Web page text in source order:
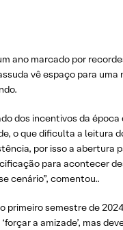
ano marcado por
vê espaço para
dos incentivos da época
o que dificulta a leitura
por isso a abertura
para acontecer
cenário”, comentou..
primeiro semestre de
a amizade’, mas